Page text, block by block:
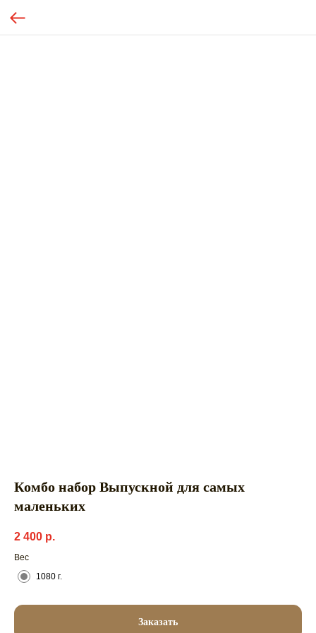
Комбо набор Выпускной для самых
маленьких
2 400 р.
Вес
1080 г.
Заказать